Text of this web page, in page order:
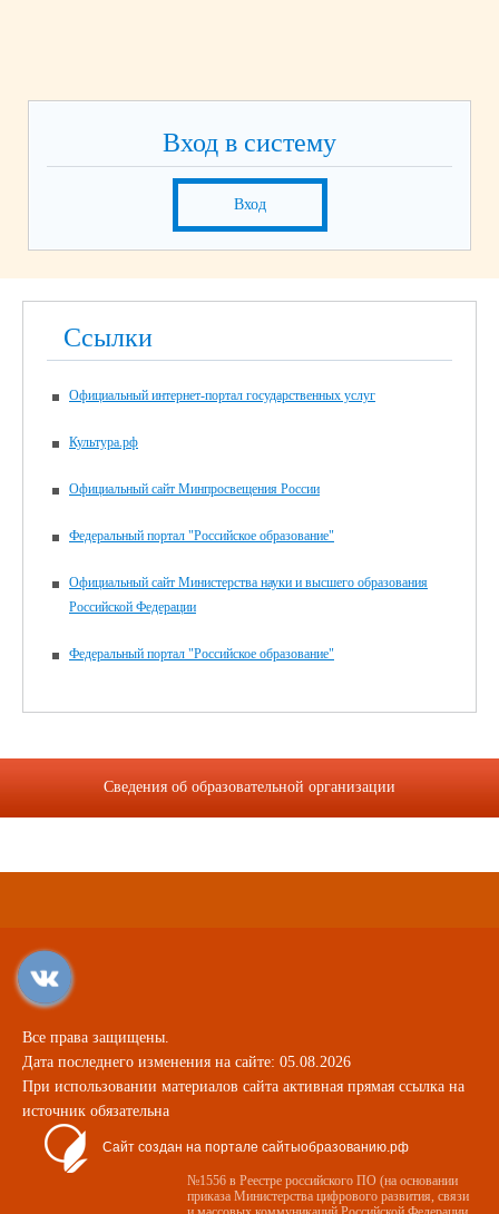
Вход в систему
Вход
Ссылки
Официальный интернет-портал государственных услуг
Культура.рф
Официальный сайт Минпросвещения России
Федеральный портал "Российское образование"
Официальный сайт Министерства науки и высшего образования
Российской Федерации
Федеральный портал "Российское образование"
Сведения об образовательной организации
Все права защищены.
Дата последнего изменения на сайте: 05.08.2026
При использовании материалов сайта активная прямая ссылка на
источник обязательна
Сайт создан на портале сайтыобразованию.рф
№1556 в Реестре российского ПО (на основании
приказа Министерства цифрового развития, связи